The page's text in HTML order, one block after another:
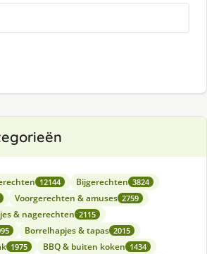
12144 Bijgerechten 3824
Voorgerechten & amuses 2759
& nagerechten 2115
Borrelhapjes & tapas 2015
1975 BBQ & buiten koken 1434